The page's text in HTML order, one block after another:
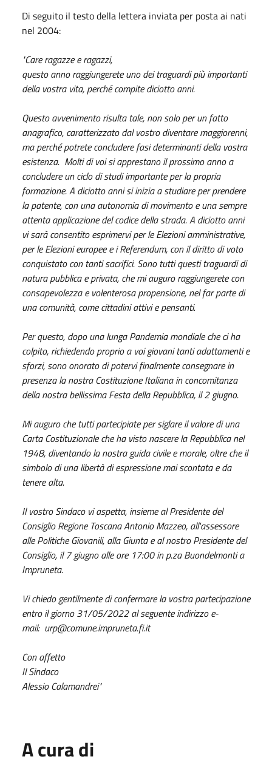
Di seguito il testo della lettera inviata per posta ai nati
nel 2004:
"Care ragazze e ragazzi,
questo anno raggiungerete uno dei traguardi più importanti
della vostra vita, perché compite diciotto anni.
Questo avvenimento risulta tale, non solo per un fatto
anagrafico, caratterizzato dal vostro diventare maggiorenni,
ma perché potrete concludere fasi determinanti della vostra
esistenza. Molti di voi si apprestano il prossimo anno a
concludere un ciclo di studi importante per la propria
formazione. A diciotto anni si inizia a studiare per prendere
la patente, con una autonomia di movimento e una sempre
attenta applicazione del codice della strada. A diciotto anni
vi sarà consentito esprimervi per le Elezioni amministrative,
per le Elezioni europee e i Referendum, con il diritto di voto
conquistato con tanti sacrifici. Sono tutti questi traguardi di
natura pubblica e privata, che mi auguro raggiungerete con
consapevolezza e volenterosa propensione, nel far parte di
una comunità, come cittadini attivi e pensanti.
Per questo, dopo una lunga Pandemia mondiale che ci ha
colpito, richiedendo proprio a voi giovani tanti adattamenti e
sforzi, sono onorato di potervi finalmente consegnare in
presenza la nostra Costituzione Italiana in concomitanza
della nostra bellissima Festa della Repubblica, il 2 giugno.
Mi auguro che tutti partecipiate per siglare il valore di una
Carta Costituzionale che ha visto nascere la Repubblica nel
1948, diventando la nostra guida civile e morale, oltre che il
simbolo di una libertà di espressione mai scontata e da
tenere alta.
Il vostro Sindaco vi aspetta, insieme al Presidente del
Consiglio Regione Toscana Antonio Mazzeo, all'assessore
alle Politiche Giovanili, alla Giunta e al nostro Presidente del
Consiglio, il 7giugnoalle ore 17:00 in p.za Buondelmonti a
Impruneta.
Vi chiedo gentilmente di confermare la vostra partecipazione
entro il giorno31/05/2022al seguente indirizzo e-
mail: urp@comune.impruneta.fi.it
Con affetto
Il Sindaco
Alessio Calamandrei"
A cura di